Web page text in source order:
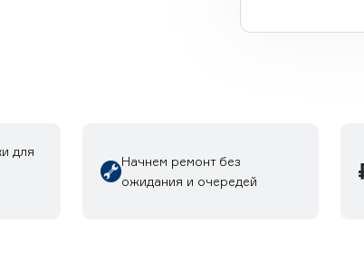
для
Начнем ремонт без
ожидания и очередей